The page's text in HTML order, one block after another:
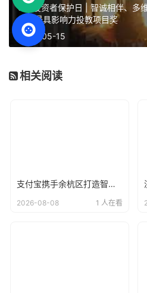
515投资者保护日 | 智诚相伴、多
年度最具影响力投教项目奖
2025-05-15
相关阅读
支付宝携手余杭区打造智慧阳光校餐系统，让每一笔校园餐费“晒在阳光下
2026-08-08 1 人在看